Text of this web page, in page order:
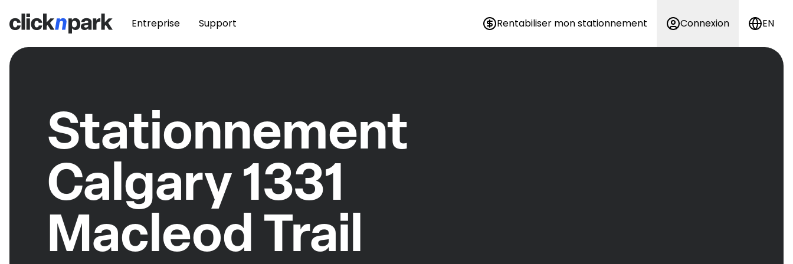
Entreprise Support Rentabiliser mon stationnement Connexion EN
Stationnement
Calgary 1331
Macleod Trail